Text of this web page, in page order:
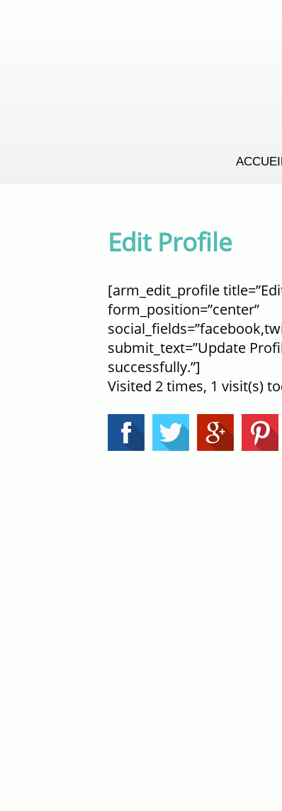
Edit Profile
[arm_edit_profile
form_position=”center”
submit_text=”Update
successfully.”]
Visited 2 times, 1 visit(s)